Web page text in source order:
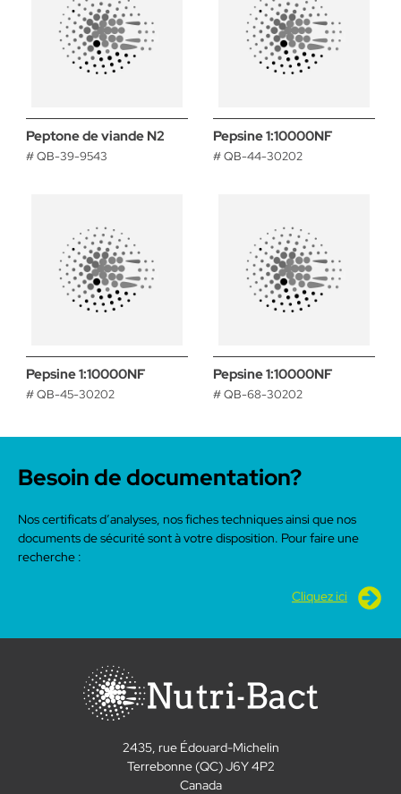
Peptone de viande N2
# QB-39-9543
Pepsine 1:10000NF
# QB-44-30202
Pepsine 1:10000NF
# QB-45-30202
Pepsine 1:10000NF
# QB-68-30202
Besoin de documentation?
Nos certificats d’analyses, nos fiches techniques ainsi que nos
documents de sécurité sont à votre disposition. Pour faire une
recherche :
Cliquez ici
2435, rue Édouard-Michelin
Terrebonne (QC) J6Y 4P2
Canada